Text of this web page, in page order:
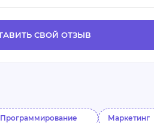
СВОЙ ОТЗЫВ
Программирование Маркетинг